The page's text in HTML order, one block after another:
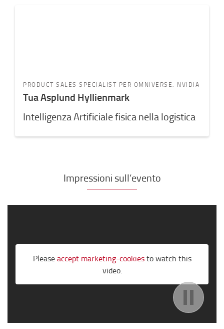
PRODUCT SALES SPECIALIST PER OMNIVERSE, NVIDIA
Tua Asplund Hyllienmark
Intelligenza Artificiale fisica nella logistica
Impressioni sull’evento
Pleaseaccept marketing-cookiesto watch this
video.